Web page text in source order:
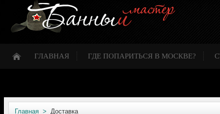
ГЛАВНАЯ ГДЕ ПОПАРИТЬСЯ В МОСКВЕ?
Главная > Доставка